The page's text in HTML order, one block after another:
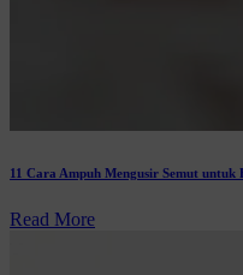
11 Cara Ampuh Mengusir Semut
Read More